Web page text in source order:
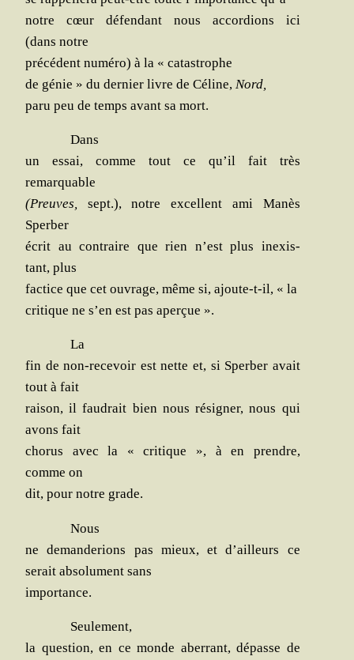
notre cœur défen­dant nous accor­dions ici
(dans notre
pré­cé­dent numé­ro) à la « catastrophe
de génie » du der­nier livre de Céline, Nord,
paru peu de temps avant sa mort.
Dans
un essai, comme tout ce qu’il fait très
remarquable
(Preuves, sept.), notre excellent ami Manès
Sperber
écrit au contraire que rien n’est plus inexis­
tant, plus
fac­tice que cet ouvrage, même si, ajoute-t-il, « la
cri­tique ne s’en est pas aperçue ».
La
fin de non-rece­voir est nette et, si Sper­ber avait
tout à fait
rai­son, il fau­drait bien nous rési­gner, nous qui
avons fait
cho­rus avec la « cri­tique », à en prendre,
comme on
dit, pour notre grade.
Nous
ne deman­de­rions pas mieux, et d’ailleurs ce
serait abso­lu­ment sans
importance.
Seule­ment,
la ques­tion, en ce monde aber­rant, dépasse de